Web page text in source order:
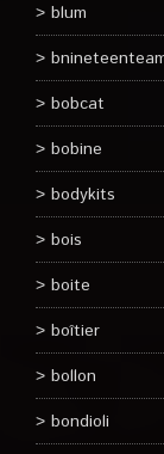
blum
bobcat
bobine
bodykits
bois
boite
boîtier
bollon
bondioli